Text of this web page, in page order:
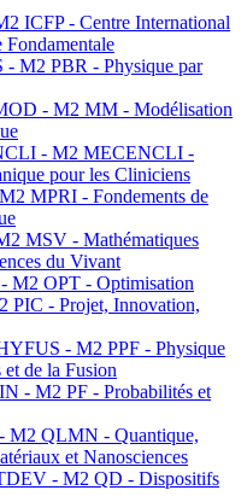
ICFP - Centre International
Fondamentale
M2 PBR - Physique par
- M2 MM - Modélisation
- M2 MECENCLI -
pour les Cliniciens
MPRI - Fondements de
MSV - Mathématiques
du Vivant
M2 OPT - Optimisation
PIC - Projet, Innovation,
- M2 PPF - Physique
et de la Fusion
- M2 PF - Probabilités et
M2 QLMN - Quantique,
et Nanosciences
- M2 QD - Dispositifs